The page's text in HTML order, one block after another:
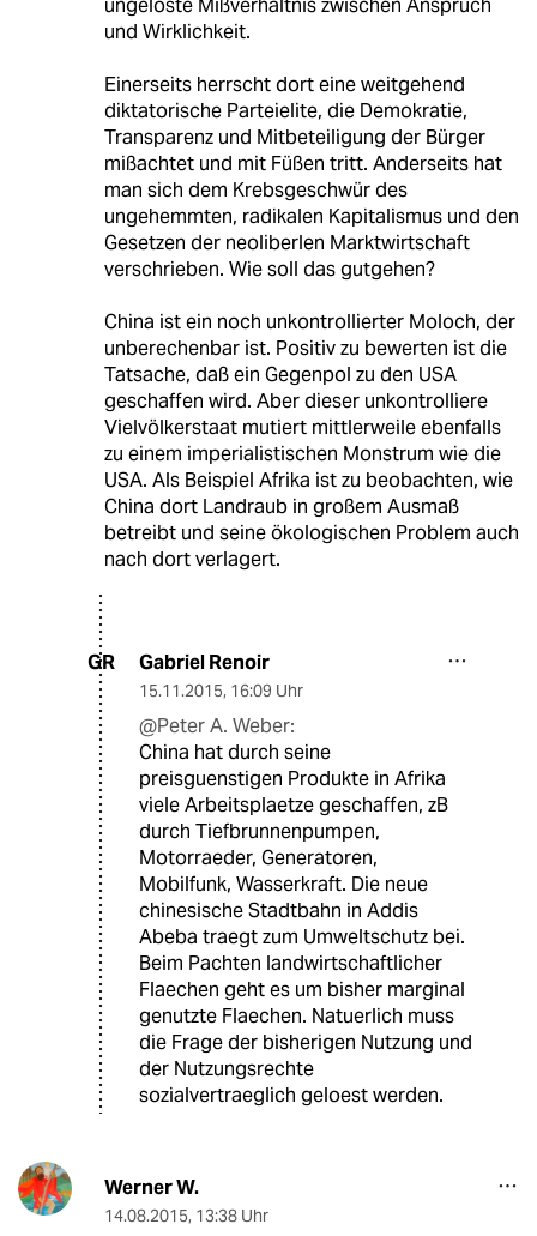
ungelöste Mißverhältnis zwischen Anspruch
und Wirklichkeit.
Einerseits herrscht dort eine weitgehend
diktatorische Parteielite, die Demokratie,
Transparenz und Mitbeteiligung der Bürger
mißachtet und mit Füßen tritt. Anderseits hat
man sich dem Krebsgeschwür des
ungehemmten, radikalen Kapitalismus und den
Gesetzen der neoliberlen Marktwirtschaft
verschrieben. Wie soll das gutgehen?
China ist ein noch unkontrollierter Moloch, der
unberechenbar ist. Positiv zu bewerten ist die
Tatsache, daß ein Gegenpol zu den USA
geschaffen wird. Aber dieser unkontrolliere
Vielvölkerstaat mutiert mittlerweile ebenfalls
zu einem imperialistischen Monstrum wie die
USA. Als Beispiel Afrika ist zu beobachten, wie
China dort Landraub in großem Ausmaß
betreibt und seine ökologischen Problem auch
nach dort verlagert.
GR Gabriel Renoir
15.11.2015, 16:09 Uhr
@Peter A. Weber:
China hat durch seine
preisguenstigen Produkte in Afrika
viele Arbeitsplaetze geschaffen, zB
durch Tiefbrunnenpumpen,
Motorraeder, Generatoren,
Mobilfunk, Wasserkraft. Die neue
chinesische Stadtbahn in Addis
Abeba traegt zum Umweltschutz bei.
Beim Pachten landwirtschaftlicher
Flaechen geht es um bisher marginal
genutzte Flaechen. Natuerlich muss
die Frage der bisherigen Nutzung und
der Nutzungsrechte
sozialvertraeglich geloest werden.
Werner W.
14.08.2015, 13:38 Uhr